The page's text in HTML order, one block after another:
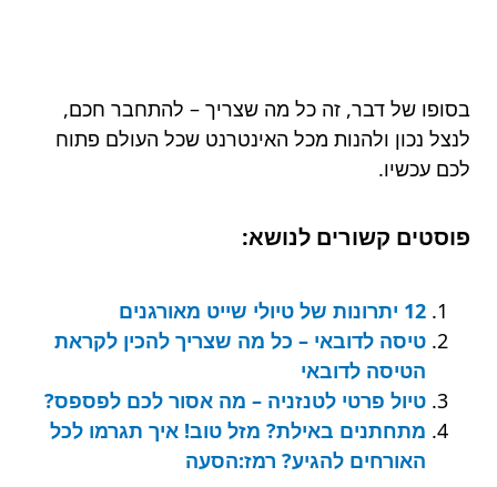
בסופו של דבר, זה כל מה שצריך – להתחבר חכם,
לנצל נכון ולהנות מכל האינטרנט שכל העולם פתוח
לכם עכשיו.
פוסטים קשורים לנושא:
12 יתרונות של טיולי שייט מאורגנים
טיסה לדובאי – כל מה שצריך להכין לקראת
הטיסה לדובאי
טיול פרטי לטנזניה – מה אסור לכם לפספס?
מתחתנים באילת? מזל טוב! איך תגרמו לכל
האורחים להגיע? רמז:הסעה